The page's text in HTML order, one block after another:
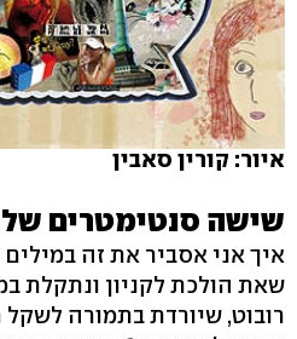
איור: קורין סאבין
שישה סנטימטרים של
איך אני אסביר את זה
שאת הולכת לקניון ונתקלת
רובוט, שיורדת בתמורה